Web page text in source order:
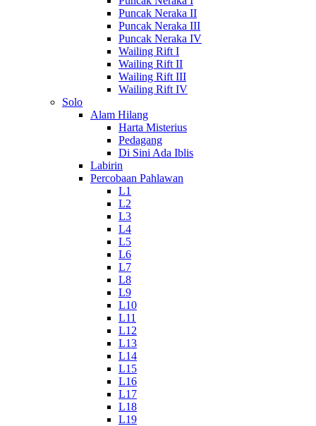
Puncak Neraka II
Puncak Neraka III
Puncak Neraka IV
Wailing Rift I
Wailing Rift II
Wailing Rift III
Wailing Rift IV
Solo
Alam Hilang
Harta Misterius
Pedagang
Di Sini Ada Iblis
Labirin
Percobaan Pahlawan
L1
L2
L3
L4
L5
L6
L7
L8
L9
L10
L11
L12
L13
L14
L15
L16
L17
L18
L19